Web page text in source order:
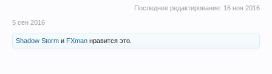
Последнее редактирование: 16 ноя 2016
5 сен 2016
Shadow Storm и FXman нравится это.